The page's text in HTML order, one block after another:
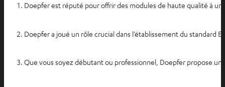
Doepfer est réputé pour offrir des modules de haute qualité à
Doepfer a joué un rôle crucial dans l’établissement du
Que vous soyez débutant ou professionnel, Doepfer propose